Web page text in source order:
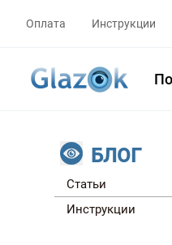
Оплата Инструкции
БЛОГ
Статьи
Инструкции